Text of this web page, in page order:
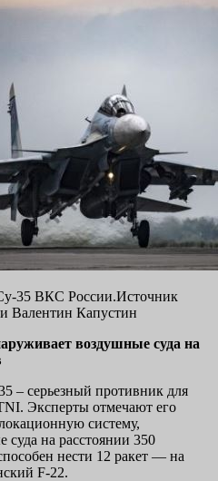
35 ВКС России.Источник
Валентин Капустин
воздушные суда на
– серьезный противник для
Эксперты отмечают его
систему,
на расстоянии 350
нести 12 ракет — на
F-22.